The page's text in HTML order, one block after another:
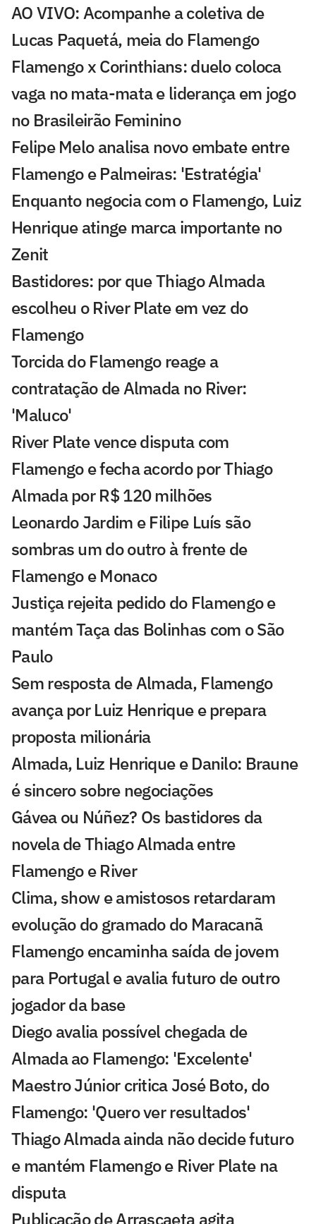
AO VIVO: Acompanhe a coletiva de
Lucas Paquetá, meia do Flamengo
Flamengo x Corinthians: duelo coloca
vaga no mata-mata e liderança em jogo
no Brasileirão Feminino
Felipe Melo analisa novo embate entre
Flamengo e Palmeiras: 'Estratégia'
Enquanto negocia com o Flamengo, Luiz
Henrique atinge marca importante no
Zenit
Bastidores: por que Thiago Almada
escolheu o River Plate em vez do
Flamengo
Torcida do Flamengo reage a
contratação de Almada no River:
'Maluco'
River Plate vence disputa com
Flamengo e fecha acordo por Thiago
Almada por R$ 120 milhões
Leonardo Jardim e Filipe Luís são
sombras um do outro à frente de
Flamengo e Monaco
Justiça rejeita pedido do Flamengo e
mantém Taça das Bolinhas com o São
Paulo
Sem resposta de Almada, Flamengo
avança por Luiz Henrique e prepara
proposta milionária
Almada, Luiz Henrique e Danilo: Braune
é sincero sobre negociações
Gávea ou Núñez? Os bastidores da
novela de Thiago Almada entre
Flamengo e River
Clima, show e amistosos retardaram
evolução do gramado do Maracanã
Flamengo encaminha saída de jovem
para Portugal e avalia futuro de outro
jogador da base
Diego avalia possível chegada de
Almada ao Flamengo: 'Excelente'
Maestro Júnior critica José Boto, do
Flamengo: 'Quero ver resultados'
Thiago Almada ainda não decide futuro
e mantém Flamengo e River Plate na
disputa
Publicação de Arrascaeta agita